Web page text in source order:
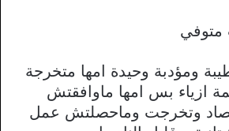
متوفي
ازياء بس امها ماوافقتش
وتخرجت وماحصلتش عمل